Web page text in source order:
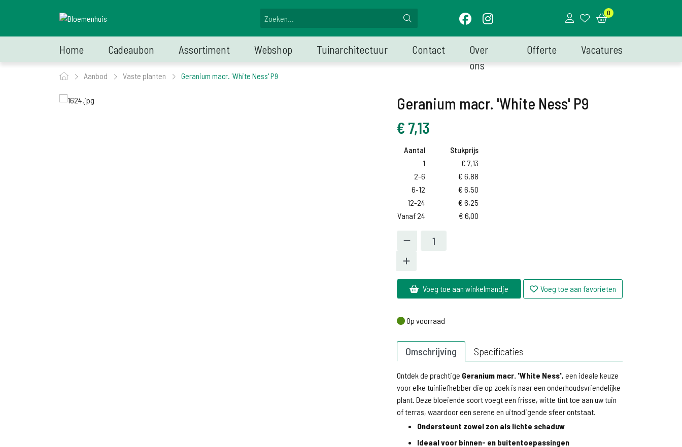
0
Home Cadeaubon Assortiment Webshop Tuinarchitectuur Contact
Over
ons
Offerte Vacatures
Aanbod Vaste planten Geranium macr. 'White Ness' P9
Geranium macr. 'White Ness' P9
€ 7,13
Aantal
Stukprijs
1
€ 7,13
2-6
€ 6,88
6-12
€ 6,50
12-24
€ 6,25
Vanaf 24
€ 6,00
Voeg toe aan winkelmandje Voeg toe aan favorieten
Op voorraad
Op voorraad
Omschrijving Specificaties
Ontdek de prachtige Geranium macr. 'White Ness', een ideale keuze
voor elke tuinliefhebber die op zoek is naar een onderhoudsvriendelijke
plant. Deze bloeiende soort voegt een frisse, witte tint toe aan uw tuin
of terras, waardoor een serene en uitnodigende sfeer ontstaat.
Ondersteunt zowel zon als lichte schaduw
Ideaal voor binnen- en buitentoepassingen